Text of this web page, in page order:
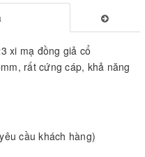
xi mạ đồng giả cổ
rất cứng cáp, khả năng
cầu khách hàng)